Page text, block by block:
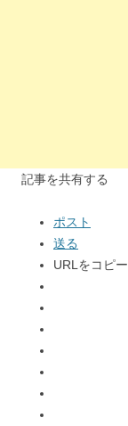
記事を共有する
ポスト
送る
URLをコピー